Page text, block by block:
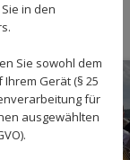
in den
Sie sowohl dem
Gerät (§ 25
für
ausgewählten